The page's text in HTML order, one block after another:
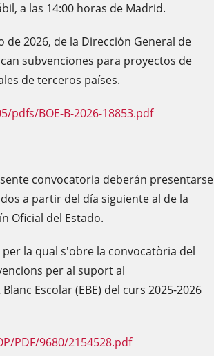
a las 14:00 horas de Madrid.
de 2026, de la Dirección General de
subvenciones para proyectos de
de terceros países.
pdfs/BOE-B-2026-18853.pdf
convocatoria deberán presentarse
a partir del día siguiente al de la
Oficial del Estado.
per la qual s'obre la convocatòria del
per al suport al
Escolar (EBE) del curs 2025-2026
PDF/9680/2154528.pdf